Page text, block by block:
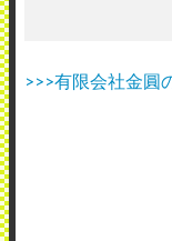
>>>有限会社金圓